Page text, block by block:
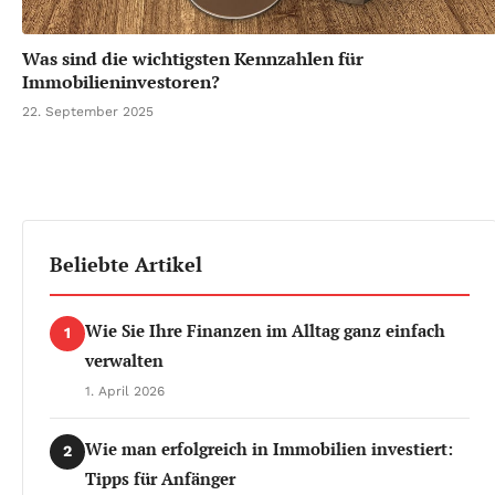
Was sind die wichtigsten Kennzahlen für
Immobilieninvestoren?
22. September 2025
Beliebte Artikel
1
Wie Sie Ihre Finanzen im Alltag ganz einfach
verwalten
1. April 2026
2
Wie man erfolgreich in Immobilien investiert:
Tipps für Anfänger